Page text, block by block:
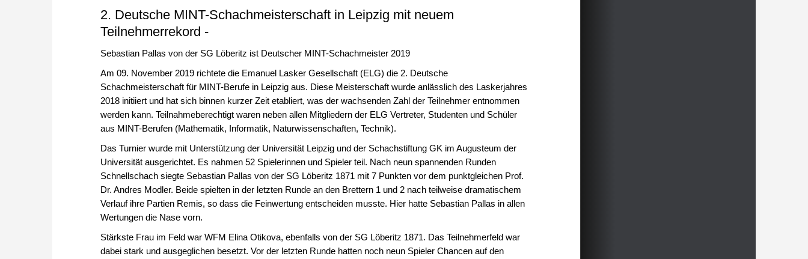
2. Deutsche MINT-Schachmeisterschaft in Leipzig mit neuem
Teilnehmerrekord -
Sebastian Pallas von der SG Löberitz ist Deutscher MINT-Schachmeister 2019
Am 09. November 2019 richtete die Emanuel Lasker Gesellschaft (ELG) die 2. Deutsche
Schachmeisterschaft für MINT-Berufe in Leipzig aus. Diese Meisterschaft wurde anlässlich des Laskerjahres
2018 initiiert und hat sich binnen kurzer Zeit etabliert, was der wachsenden Zahl der Teilnehmer entnommen
werden kann. Teilnahmeberechtigt waren neben allen Mitgliedern der ELG Vertreter, Studenten und Schüler
aus MINT-Berufen (Mathematik, Informatik, Naturwissenschaften, Technik).
Das Turnier wurde mit Unterstützung der Universität Leipzig und der Schachstiftung GK im Augusteum der
Universität ausgerichtet. Es nahmen 52 Spielerinnen und Spieler teil. Nach neun spannenden Runden
Schnellschach siegte Sebastian Pallas von der SG Löberitz 1871 mit 7 Punkten vor dem punktgleichen Prof.
Dr. Andres Modler. Beide spielten in der letzten Runde an den Brettern 1 und 2 nach teilweise dramatischem
Verlauf ihre Partien Remis, so dass die Feinwertung entscheiden musste. Hier hatte Sebastian Pallas in allen
Wertungen die Nase vorn.
Stärkste Frau im Feld war WFM Elina Otikova, ebenfalls von der SG Löberitz 1871. Das Teilnehmerfeld war
dabei stark und ausgeglichen besetzt. Vor der letzten Runde hatten noch neun Spieler Chancen auf den